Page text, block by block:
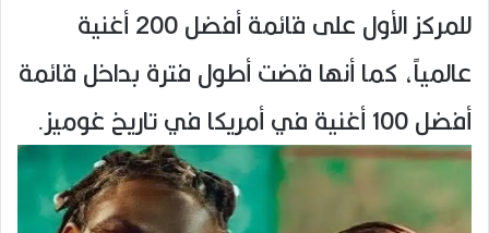
للمركز الأول على قائمة أفضل 200 أغنية
عالمياً، كما أنها قضت أطول فترة بداخل قائمة
أفضل 100 أغنية في أمريكا في تاريخ غوميز.